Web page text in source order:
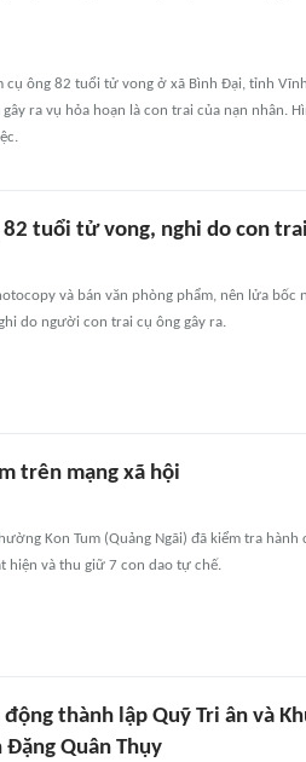
cụ ông 82 tuổi tử vong ở xã Bình Đại, tỉnh
ra vụ hỏa hoạn là con trai của nạn nhân.
82 tuổi tử vong, nghi do con
và bán văn phòng phẩm, nên lửa bốc
do người con trai cụ ông gây ra.
trên mạng xã hội
Kon Tum (Quảng Ngãi) đã kiểm tra
hiện và thu giữ 7 con dao tự chế.
thành lập Quỹ Tri ân và
Quân Thụy